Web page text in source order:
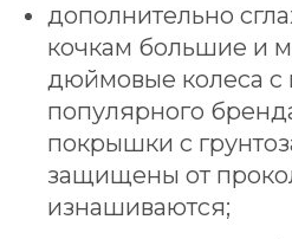
дополнительно
кочкам большие и
дюймовые колеса
популярного
покрышки с
защищены от
изнашиваются;
ПОДБЕРИТЕ